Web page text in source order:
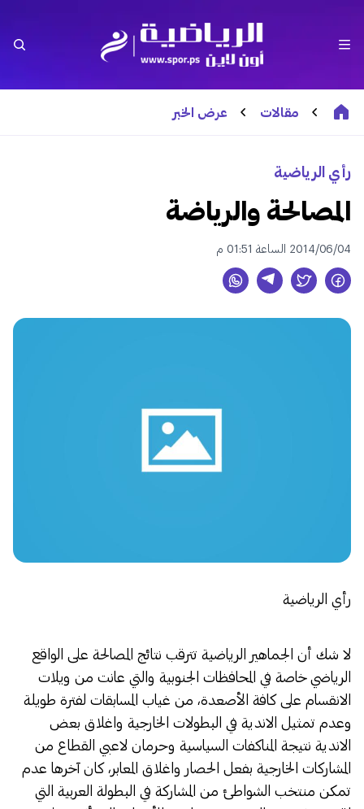
مقالات عرض الخبر
رأي الرياضية
المصالحة والرياضة
2014/06/04 الساعة 01:51 م
رأي الرياضية
لا شك أن الجماهير الرياضية تترقب نتائج المصالحة على الواقع
الرياضي خاصة في المحافظات الجنوبية والتي عانت من ويلات
الانقسام على كافة الأصعدة، من غياب المسابقات لفترة طويلة
وعدم تمثيل الاندية في البطولات الخارجية واغلاق بعض
الاندية نتيجة المناكفات السياسية وحرمان لاعبي القطاع من
المشاركات الخارجية بفعل الحصار واغلاق المعابر، كان آخرها عدم
تمكن منتخب الشواطئ من المشاركة في البطولة العربية التي